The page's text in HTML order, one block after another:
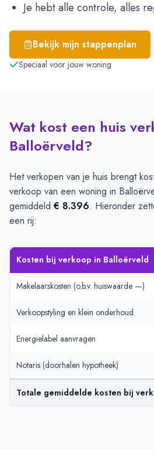
Je hebt alle controle, alles
Bekijk mijn stappenplan
Speciaal voor jouw woning
Wat kost een huis
Balloërveld?
Het verkopen van je huis brengt
verkoop van een woning in
gemiddeld € 8.396. Hieronder
een rij:
Kosten bij verkoop in Balloërveld
Makelaarskosten (o.b.v. huiswaarde —)
Verkoopstyling en klein onderhoud
Energielabel aanvragen
Notaris (doorhalen hypotheek)
Totale gemiddelde kosten bij